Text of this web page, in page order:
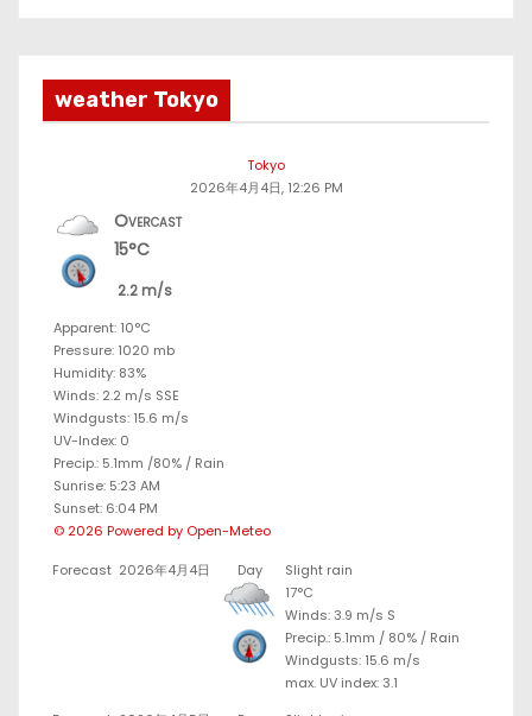
weather Tokyo
Tokyo
2026年4月4日, 12:26 PM
Overcast
15°C
2.2 m/s
Apparent: 10°C
Pressure: 1020 mb
Humidity: 83%
Winds: 2.2 m/s SSE
Windgusts: 15.6 m/s
UV-Index: 0
Precip.: 5.1mm /80% / Rain
Sunrise: 5:23 AM
Sunset: 6:04 PM
© 2026 Powered by Open-Meteo
Forecast 2026年4月4日 Day
Slight rain
17°C
Winds: 3.9 m/s S
Precip.: 5.1mm / 80% / Rain
Windgusts: 15.6 m/s
max. UV index: 3.1